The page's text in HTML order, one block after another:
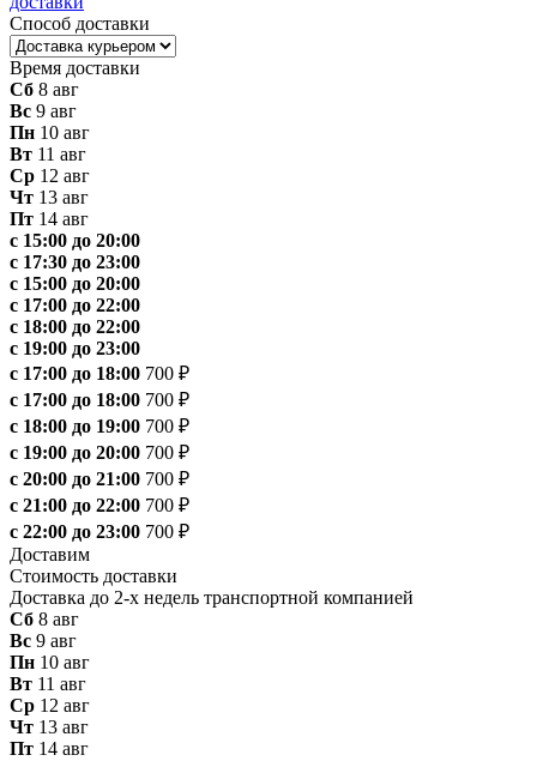
Способ доставки
Время доставки
Сб 8 авг
Вс 9 авг
Пн 10 авг
Вт 11 авг
Ср 12 авг
Чт 13 авг
Пт 14 авг
с 15:00 до 20:00
с 17:30 до 23:00
с 15:00 до 20:00
с 17:00 до 22:00
с 18:00 до 22:00
с 19:00 до 23:00
с 17:00 до 18:00 700 ₽
с 17:00 до 18:00 700 ₽
с 18:00 до 19:00 700 ₽
с 19:00 до 20:00 700 ₽
с 20:00 до 21:00 700 ₽
с 21:00 до 22:00 700 ₽
с 22:00 до 23:00 700 ₽
Доставим
Стоимость доставки
Доставка до 2-х недель транспортной компанией
Сб 8 авг
Вс 9 авг
Пн 10 авг
Вт 11 авг
Ср 12 авг
Чт 13 авг
Пт 14 авг